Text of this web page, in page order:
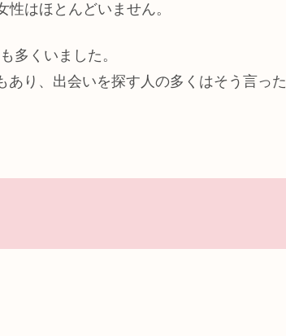
はほとんどいません。
多くいました。
り、出会いを探す人の多くはそう言った